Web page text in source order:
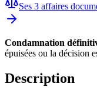
Ses 3 affaires
Condamnation
épuisées ou la décision
Description